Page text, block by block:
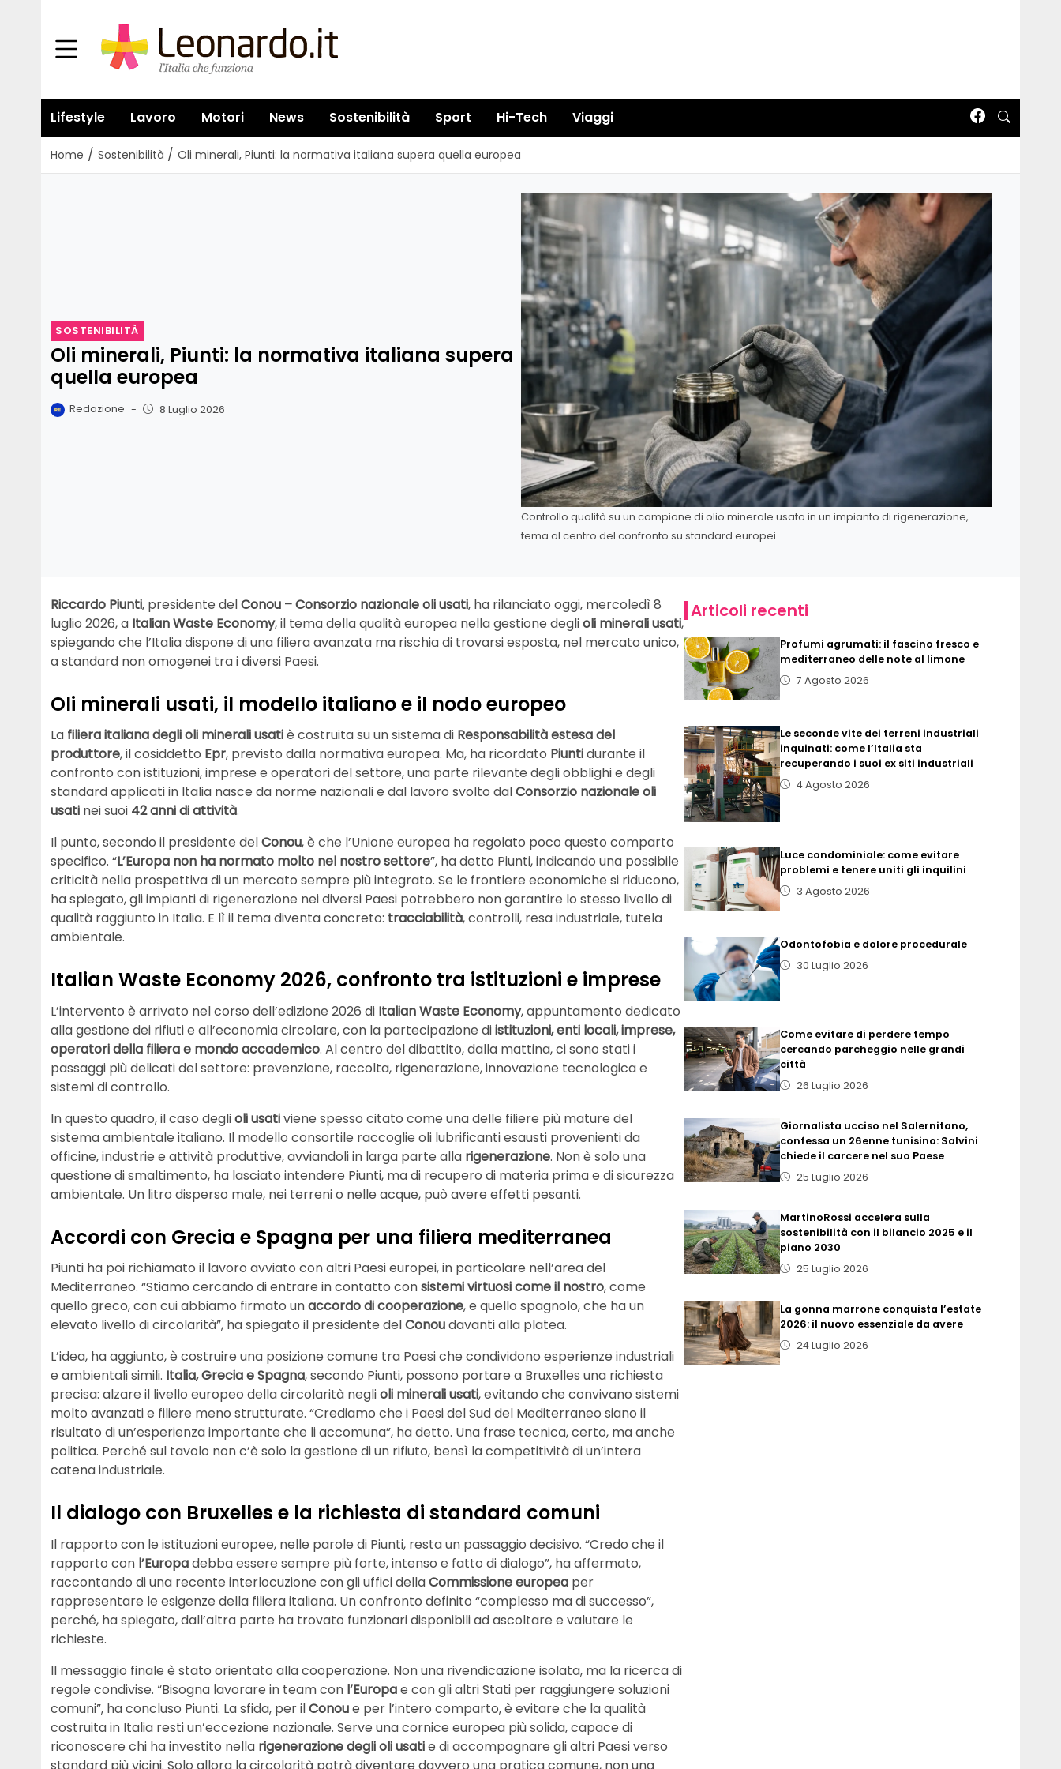
Lifestyle Lavoro Motori News Sostenibilità Sport Hi-Tech Viaggi
Home / Sostenibilità / Oli minerali, Piunti: la normativa italiana supera quella europea
SOSTENIBILITÀ
Oli minerali, Piunti: la normativa italiana supera
quella europea
Redazione - 8 Luglio 2026
Controllo qualità su un campione di olio minerale usato in un impianto di rigenerazione,
tema al centro del confronto su standard europei.
Riccardo Piunti, presidente delConou – Consorzio nazionale oli usati, ha rilanciato oggi, mercoledì 8
luglio 2026, a Italian Waste Economy, il tema della qualità europea nella gestione deglioli minerali usati,
spiegando che l’Italia dispone di una filiera avanzata ma rischia di trovarsi esposta, nel mercato unico,
a standard non omogenei tra i diversi Paesi.
Oli minerali usati, il modello italiano e il nodo europeo
La filiera italiana degli oli minerali usatiè costruita su un sistema di Responsabilità estesa del
produttore, il cosiddetto Epr, previsto dalla normativa europea. Ma, ha ricordato Piuntidurante il
confronto con istituzioni, imprese e operatori del settore, una parte rilevante degli obblighi e degli
standard applicati in Italia nasce da norme nazionali e dal lavoro svolto dalConsorzio nazionale oli
usati nei suoi 42 anni di attività.
Il punto, secondo il presidente delConou, è che l’Unione europea ha regolato poco questo comparto
specifico. “L’Europa non ha normato molto nel nostro settore”, ha detto Piunti, indicando una possibile
criticità nella prospettiva di un mercato sempre più integrato. Se le frontiere economiche si riducono,
ha spiegato, gli impianti di rigenerazione nei diversi Paesi potrebbero non garantire lo stesso livello di
qualità raggiunto in Italia. E lì il tema diventa concreto: tracciabilità, controlli, resa industriale, tutela
ambientale.
Italian Waste Economy 2026, confronto tra istituzioni e imprese
L’intervento è arrivato nel corso dell’edizione 2026 di Italian Waste Economy, appuntamento dedicato
alla gestione dei rifiuti e all’economia circolare, con la partecipazione diistituzioni, enti locali, imprese,
operatori della filiera e mondo accademico. Al centro del dibattito, dalla mattina, ci sono stati i
passaggi più delicati del settore: prevenzione, raccolta, rigenerazione, innovazione tecnologica e
sistemi di controllo.
In questo quadro, il caso deglioli usativiene spesso citato come una delle filiere più mature del
sistema ambientale italiano. Il modello consortile raccoglie oli lubrificanti esausti provenienti da
officine, industrie e attività produttive, avviandoli in larga parte alla rigenerazione. Non è solo una
questione di smaltimento, ha lasciato intendere Piunti, ma di recupero di materia prima e di sicurezza
ambientale. Un litro disperso male, nei terreni o nelle acque, può avere effetti pesanti.
Accordi con Grecia e Spagna per una filiera mediterranea
Piunti ha poi richiamato il lavoro avviato con altri Paesi europei, in particolare nell’area del
Mediterraneo. “Stiamo cercando di entrare in contatto consistemi virtuosi come il nostro, come
quello greco, con cui abbiamo firmato unaccordo di cooperazione, e quello spagnolo, che ha un
elevato livello di circolarità”, ha spiegato il presidente delConoudavanti alla platea.
L’idea, ha aggiunto, è costruire una posizione comune tra Paesi che condividono esperienze industriali
e ambientali simili. Italia, Grecia e Spagna, secondo Piunti, possono portare a Bruxelles una richiesta
precisa: alzare il livello europeo della circolarità neglioli minerali usati, evitando che convivano sistemi
molto avanzati e filiere meno strutturate. “Crediamo che i Paesi del Sud del Mediterraneo siano il
risultato di un’esperienza importante che li accomuna”, ha detto. Una frase tecnica, certo, ma anche
politica. Perché sul tavolo non c’è solo la gestione di un rifiuto, bensì la competitività di un’intera
catena industriale.
Il dialogo con Bruxelles e la richiesta di standard comuni
Il rapporto con le istituzioni europee, nelle parole di Piunti, resta un passaggio decisivo. “Credo che il
rapporto con l’Europadebba essere sempre più forte, intenso e fatto di dialogo”, ha affermato,
raccontando di una recente interlocuzione con gli uffici dellaCommissione europea per
rappresentare le esigenze della filiera italiana. Un confronto definito “complesso ma di successo”,
perché, ha spiegato, dall’altra parte ha trovato funzionari disponibili ad ascoltare e valutare le
richieste.
Il messaggio finale è stato orientato alla cooperazione. Non una rivendicazione isolata, ma la ricerca di
regole condivise. “Bisogna lavorare in team con l’Europae con gli altri Stati per raggiungere soluzioni
comuni”, ha concluso Piunti. La sfida, per ilConoue per l’intero comparto, è evitare che la qualità
costruita in Italia resti un’eccezione nazionale. Serve una cornice europea più solida, capace di
riconoscere chi ha investito nella rigenerazione degli oli usatie di accompagnare gli altri Paesi verso
Articoli recenti
Profumi agrumati: il fascino fresco e
mediterraneo delle note al limone
7 Agosto 2026
Le seconde vite dei terreni industriali
inquinati: come l’Italia sta
recuperando i suoi ex siti industriali
4 Agosto 2026
Luce condominiale: come evitare
problemi e tenere uniti gli inquilini
3 Agosto 2026
Odontofobia e dolore procedurale
30 Luglio 2026
Come evitare di perdere tempo
cercando parcheggio nelle grandi
città
26 Luglio 2026
Giornalista ucciso nel Salernitano,
confessa un 26enne tunisino: Salvini
chiede il carcere nel suo Paese
25 Luglio 2026
MartinoRossi accelera sulla
sostenibilità con il bilancio 2025 e il
piano 2030
25 Luglio 2026
La gonna marrone conquista l’estate
2026: il nuovo essenziale da avere
24 Luglio 2026